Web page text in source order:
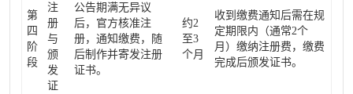
第
四
阶
段
注
册
与
颁
发
证
公告期满无异议
后，官方核准注
册，通知缴费，随
后制作并寄发注册
证书。
约2
至3
个月
收到缴费通知后需在规
定期限内（通常2个
月）缴纳注册费，缴费
完成后颁发证书。